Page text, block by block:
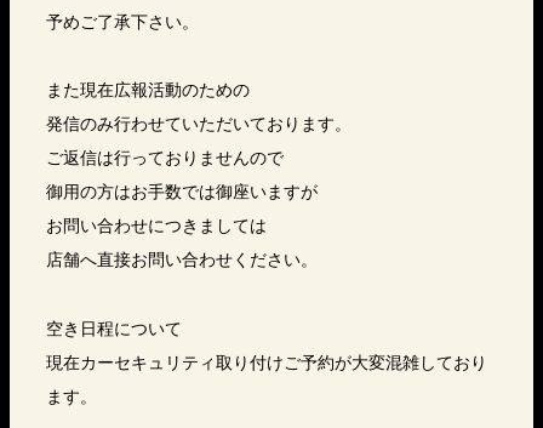
予めご了承下さい。
また現在広報活動のための
発信のみ行わせていただいております。
ご返信は行っておりませんので
御用の方はお手数では御座いますが
お問い合わせにつきましては
店舗へ直接お問い合わせください。
空き日程について
現在カーセキュリティ取り付けご予約が大変混雑しており
ます。